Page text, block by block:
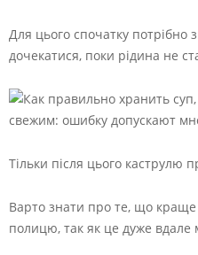
Для цього спочатку потрібно
дочекатися, поки рідина не
Тільки після цього каструлю
Варто знати про те, що
полицю, так як це дуже вдале